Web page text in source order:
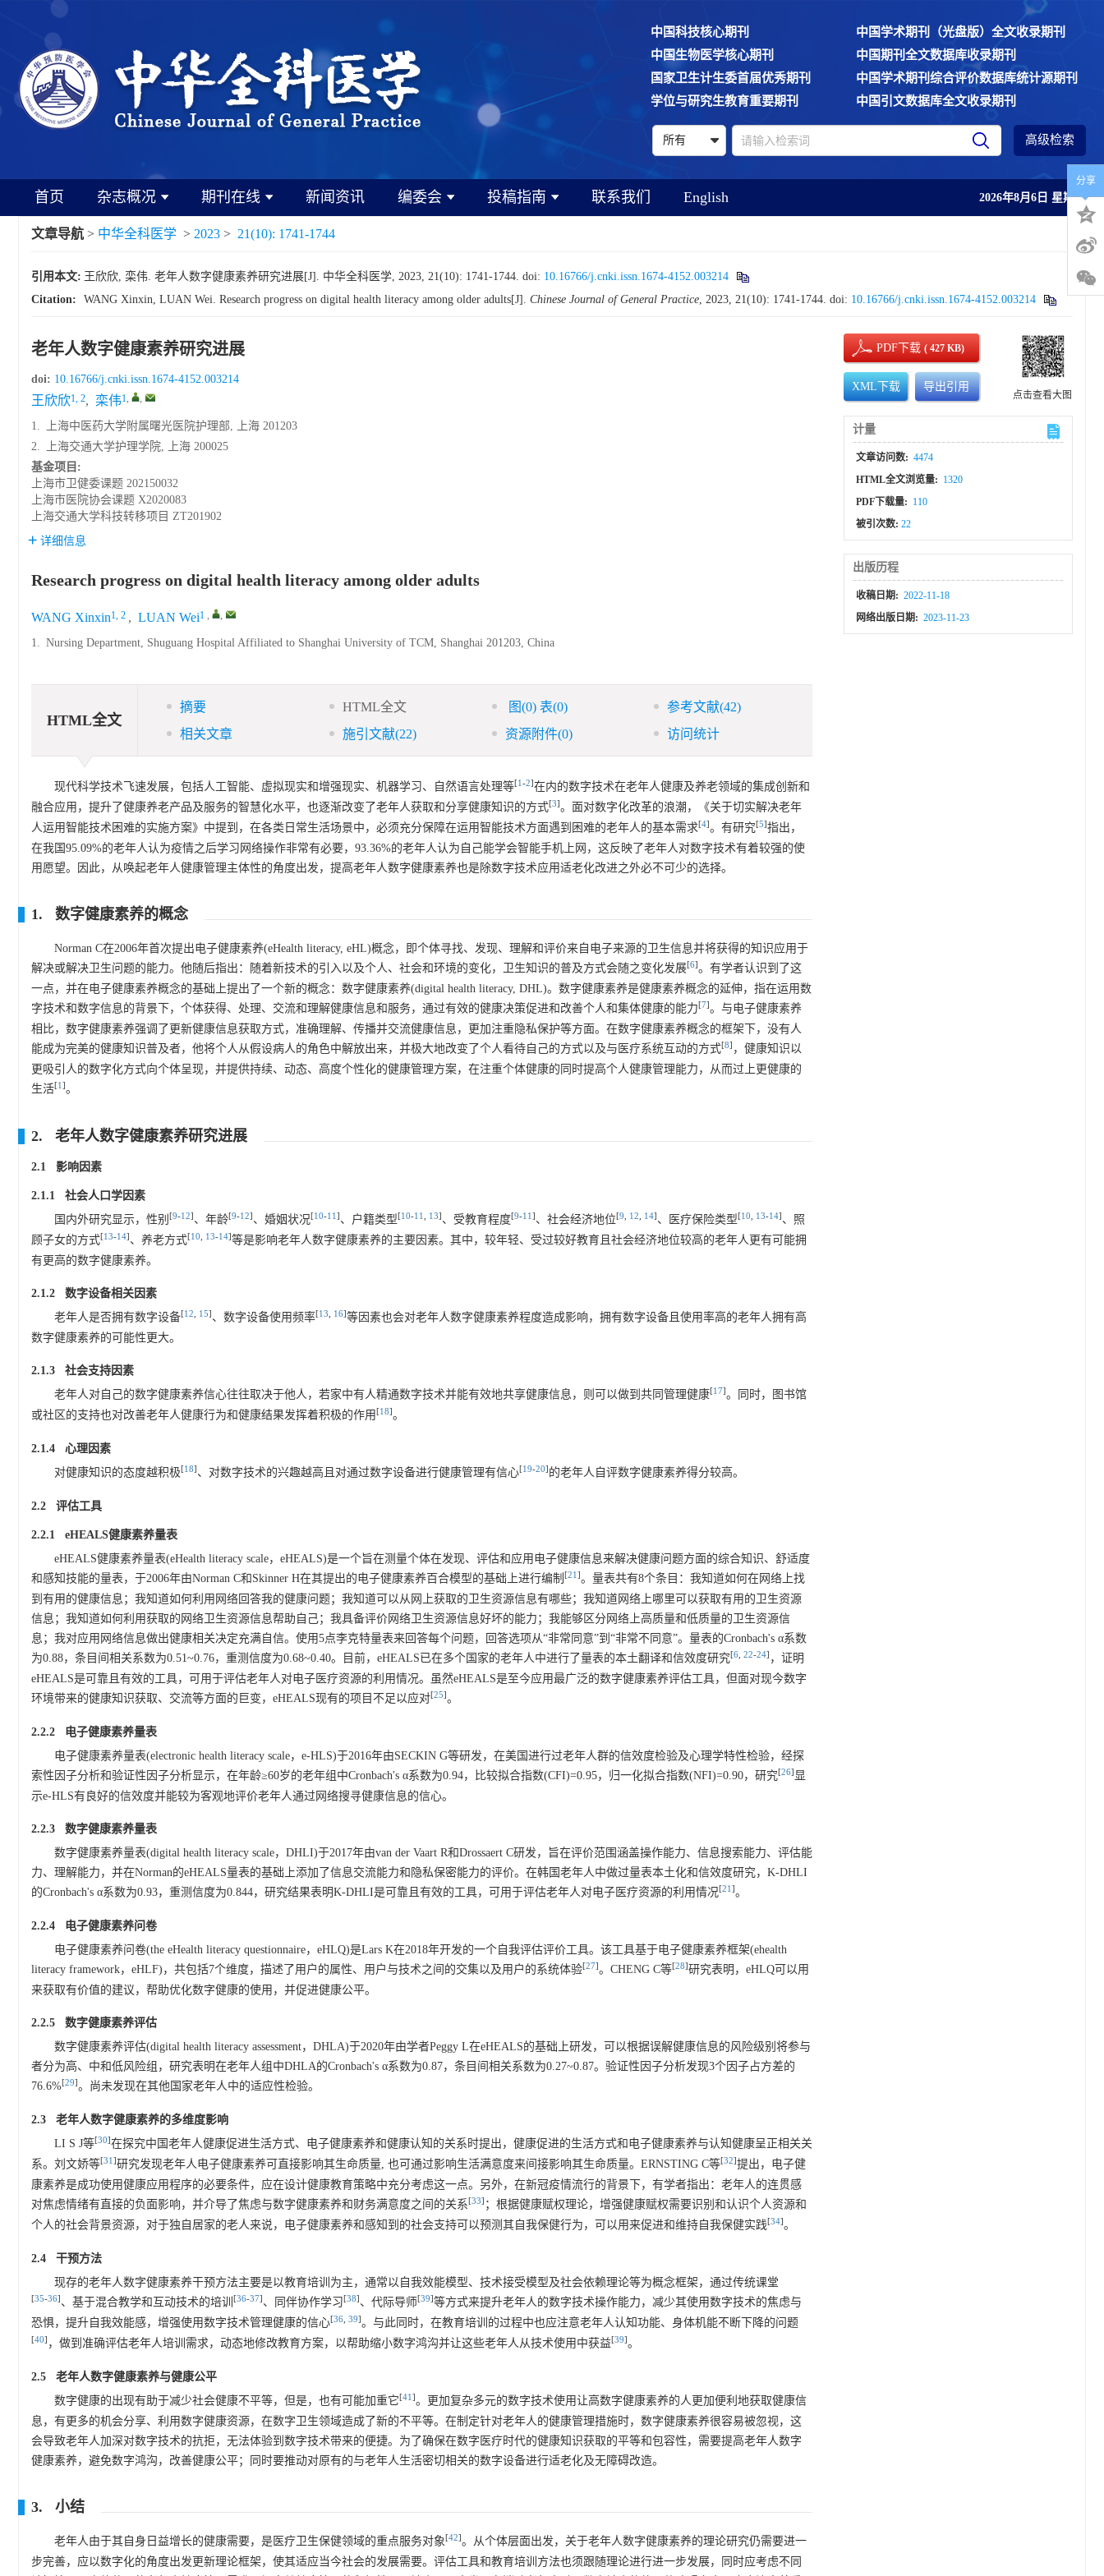
中国科技核心期刊
中国学术期刊（光盘版）全文收录期刊
中国生物医学核心期刊
中国期刊全文数据库收录期刊
国家卫生计生委首届优秀期刊
中国学术期刊综合评价数据库统计源期刊
学位与研究生教育重要期刊
中国引文数据库全文收录期刊
高级检索
首页 杂志概况 期刊在线 新闻资讯 编委会 投稿指南 联系我们 English 2026年8月6日 星期四
文章导航 > 中华全科医学 > 2023 > 21(10): 1741-1744
引用本文: 王欣欣, 栾伟. 老年人数字健康素养研究进展[J]. 中华全科医学, 2023, 21(10): 1741-1744. doi: 10.16766/j.cnki.issn.1674-4152.003214
Citation:
WANG Xinxin, LUAN Wei. Research progress on digital health literacy among older adults[J]. Chinese Journal of General Practice, 2023, 21(10): 1741-1744. doi: 10.16766/j.cnki.issn.1674-4152.003214
老年人数字健康素养研究进展
doi: 10.16766/j.cnki.issn.1674-4152.003214
王欣欣1, 2, 栾伟1, ,
1.
上海中医药大学附属曙光医院护理部, 上海 201203
2.
上海交通大学护理学院, 上海 200025
基金项目:
上海市卫健委课题 202150032
上海市医院协会课题 X2020083
上海交通大学科技转移项目 ZT201902
详细信息
Research progress on digital health literacy among older adults
WANG Xinxin1, 2 , LUAN Wei1 , ,
1. Nursing Department, Shuguang Hospital Affiliated to Shanghai University of TCM, Shanghai 201203, China
HTML全文
摘要 HTML全文 图(0)表(0) 参考文献(42)
相关文章
施引文献(22) 资源附件(0) 访问统计
现代科学技术飞速发展，包括人工智能、虚拟现实和增强现实、机器学习、自然语言处理等[1 -2]在内的数字技术在老年人健康及养老领域的集成创新和
融合应用，提升了健康养老产品及服务的智慧化水平，也逐渐改变了老年人获取和分享健康知识的方式[3]。面对数字化改革的浪潮，《关于切实解决老年
人运用智能技术困难的实施方案》中提到，在各类日常生活场景中，必须充分保障在运用智能技术方面遇到困难的老年人的基本需求[4]。有研究[5]指出，
在我国95.09%的老年人认为疫情之后学习网络操作非常有必要，93.36%的老年人认为自己能学会智能手机上网，这反映了老年人对数字技术有着较强的使
用愿望。因此，从唤起老年人健康管理主体性的角度出发，提高老年人数字健康素养也是除数字技术应用适老化改进之外必不可少的选择。
1. 数字健康素养的概念
Norman C在2006年首次提出电子健康素养(eHealth literacy, eHL)概念，即个体寻找、发现、理解和评价来自电子来源的卫生信息并将获得的知识应用于
解决或解决卫生问题的能力。他随后指出：随着新技术的引入以及个人、社会和环境的变化，卫生知识的普及方式会随之变化发展[6]。有学者认识到了这
一点，并在电子健康素养概念的基础上提出了一个新的概念：数字健康素养(digital health literacy, DHL)。数字健康素养是健康素养概念的延伸，指在运用数
字技术和数字信息的背景下，个体获得、处理、交流和理解健康信息和服务，通过有效的健康决策促进和改善个人和集体健康的能力[7]。与电子健康素养
相比，数字健康素养强调了更新健康信息获取方式，准确理解、传播并交流健康信息，更加注重隐私保护等方面。在数字健康素养概念的框架下，没有人
能成为完美的健康知识普及者，他将个人从假设病人的角色中解放出来，并极大地改变了个人看待自己的方式以及与医疗系统互动的方式[8] ，健康知识以
更吸引人的数字化方式向个体呈现，并提供持续、动态、高度个性化的健康管理方案，在注重个体健康的同时提高个人健康管理能力，从而过上更健康的
生活[1 ]。
2. 老年人数字健康素养研究进展
2.1 影响因素
2.1.1 社会人口学因素
国内外研究显示，性别 [9-12] 、年龄[9-12] 、婚姻状况[10-11 ] 、户籍类型[10-11 13] 、受教育程度[9-11 ] 、社会经济地位[9 12 14] 、医疗保险类型[10 13-14] 、照
顾子女的方式[13-14] 、养老方式[10 13-14]等是影响老年人数字健康素养的主要因素。其中，较年轻、受过较好教育且社会经济地位较高的老年人更有可能拥
有更高的数字健康素养。
2.1.2 数字设备相关因素
老年人是否拥有数字设备[12 15] 、数字设备使用频率[13 16]等因素也会对老年人数字健康素养程度造成影响，拥有数字设备且使用率高的老年人拥有高
数字健康素养的可能性更大。
2.1.3 社会支持因素
老年人对自己的数字健康素养信心往往取决于他人，若家中有人精通数字技术并能有效地共享健康信息，则可以做到共同管理健康[17]。同时，图书馆
或社区的支持也对改善老年人健康行为和健康结果发挥着积极的作用 [18]。
2.1.4 心理因素
对健康知识的态度越积极[18] 、对数字技术的兴趣越高且对通过数字设备进行健康管理有信心[19-20] 的老年人自评数字健康素养得分较高。
2.2 评估工具
2.2.1 eHEALS健康素养量表
eHEALS健康素养量表(eHealth literacy scale，eHEALS)是一个旨在测量个体在发现、评估和应用电子健康信息来解决健康问题方面的综合知识、舒适度
和感知技能的量表，于2006年由Norman C和Skinner H在其提出的电子健康素养百合模型的基础上进行编制 [21 ]。量表共有8个条目：我知道如何在网络上找
到有用的健康信息；我知道如何利用网络回答我的健康问题；我知道可以从网上获取的卫生资源信息有哪些；我知道网络上哪里可以获取有用的卫生资源
信息；我知道如何利用获取的网络卫生资源信息帮助自己；我具备评价网络卫生资源信息好坏的能力；我能够区分网络上高质量和低质量的卫生资源信
息；我对应用网络信息做出健康相关决定充满自信。使用5点李克特量表来回答每个问题，回答选项从“非常同意”到“非常不同意”。量表的Cronbach's α系数
为0.88，条目间相关系数为0.51~0.76，重测信度为0.68~0.40。目前，eHEALS已在多个国家的老年人中进行了量表的本土翻译和信效度研究[6 22-24] ，证明
eHEALS是可靠且有效的工具，可用于评估老年人对电子医疗资源的利用情况。虽然eHEALS是至今应用最广泛的数字健康素养评估工具，但面对现今数字
环境带来的健康知识获取、交流等方面的巨变，eHEALS现有的项目不足以应对[25]。
2.2.2 电子健康素养量表
电子健康素养量表(electronic health literacy scale，e-HLS)于2016年由SECKIN G等研发，在美国进行过老年人群的信效度检验及心理学特性检验，经探
索性因子分析和验证性因子分析显示，在年龄≥60岁的老年组中Cronbach's α系数为0.94，比较拟合指数(CFI)=0.95，归一化拟合指数(NFI)=0.90，研究[26] 显
示e-HLS有良好的信效度并能较为客观地评价老年人通过网络搜寻健康信息的信心。
2.2.3 数字健康素养量表
数字健康素养量表(digital health literacy scale，DHLI)于2017年由van der Vaart R和Drossaert C研发，旨在评价范围涵盖操作能力、信息搜索能力、评估能
力、理解能力，并在Norman的eHEALS量表的基础上添加了信息交流能力和隐私保密能力的评价。在韩国老年人中做过量表本土化和信效度研究，K-DHLI
的Cronbach's α系数为0.93，重测信度为0.844，研究结果表明K-DHLI是可靠且有效的工具，可用于评估老年人对电子医疗资源的利用情况[21 ]。
2.2.4 电子健康素养问卷
电子健康素养问卷(the eHealth literacy questionnaire，eHLQ)是Lars K在2018年开发的一个自我评估评价工具。该工具基于电子健康素养框架(ehealth
literacy framework，eHLF)，共包括7个维度，描述了用户的属性、用户与技术之间的交集以及用户的系统体验[27]。CHENG C等[28]研究表明，eHLQ可以用
来获取有价值的建议，帮助优化数字健康的使用，并促进健康公平。
2.2.5 数字健康素养评估
数字健康素养评估(digital health literacy assessment，DHLA)于2020年由学者Peggy L在eHEALS的基础上研发，可以根据误解健康信息的风险级别将参与
者分为高、中和低风险组，研究表明在老年人组中DHLA的Cronbach's α系数为0.87，条目间相关系数为0.27~0.87。验证性因子分析发现3个因子占方差的
76.6%[29]。尚未发现在其他国家老年人中的适应性检验。
2.3 老年人数字健康素养的多维度影响
LI S J等[30]在探究中国老年人健康促进生活方式、电子健康素养和健康认知的关系时提出，健康促进的生活方式和电子健康素养与认知健康呈正相关关
系。刘文娇等[31 ]研究发现老年人电子健康素养可直接影响其生命质量, 也可通过影响生活满意度来间接影响其生命质量。ERNSTING C等[32]提出，电子健
康素养是成功使用健康应用程序的必要条件，应在设计健康教育策略中充分考虑这一点。另外，在新冠疫情流行的背景下，有学者指出：老年人的连贯感
对焦虑情绪有直接的负面影响，并介导了焦虑与数字健康素养和财务满意度之间的关系[33] ；根据健康赋权理论，增强健康赋权需要识别和认识个人资源和
个人的社会背景资源，对于独自居家的老人来说，电子健康素养和感知到的社会支持可以预测其自我保健行为，可以用来促进和维持自我保健实践[34]。
2.4 干预方法
现存的老年人数字健康素养干预方法主要是以教育培训为主，通常以自我效能模型、技术接受模型及社会依赖理论等为概念框架，通过传统课堂
[35-36] 、基于混合教学和互动技术的培训 [36-37] 、同伴协作学习[38] 、代际导师[39]等方式来提升老年人的数字技术操作能力，减少其使用数字技术的焦虑与
恐惧，提升自我效能感，增强使用数字技术管理健康的信心[36 39]。与此同时，在教育培训的过程中也应注意老年人认知功能、身体机能不断下降的问题
[40] ，做到准确评估老年人培训需求，动态地修改教育方案，以帮助缩小数字鸿沟并让这些老年人从技术使用中获益[39]。
2.5 老年人数字健康素养与健康公平
数字健康的出现有助于减少社会健康不平等，但是，也有可能加重它[41 ]。更加复杂多元的数字技术使用让高数字健康素养的人更加便利地获取健康信
息，有更多的机会分享、利用数字健康资源，在数字卫生领域造成了新的不平等。在制定针对老年人的健康管理措施时，数字健康素养很容易被忽视，这
会导致老年人加深对数字技术的抗拒，无法体验到数字技术带来的便捷。为了确保在数字医疗时代的健康知识获取的平等和包容性，需要提高老年人数字
健康素养，避免数字鸿沟，改善健康公平；同时要推动对原有的与老年人生活密切相关的数字设备进行适老化及无障碍改造。
3. 小结
老年人由于其自身日益增长的健康需要，是医疗卫生保健领域的重点服务对象[42]。从个体层面出发，关于老年人数字健康素养的理论研究仍需要进一
步完善，应以数字化的角度出发更新理论框架，使其适应当今社会的发展需要。评估工具和教育培训方法也须跟随理论进行进一步发展，同时应考虑不同
PDF下载( 427 KB)
XML下载 导出引用
点击查看大图
计量
文章访问数: 4474
HTML全文浏览量: 1320
PDF下载量: 110
被引次数:22
出版历程
收稿日期: 2022-11-18
网络出版日期: 2023-11-23
分享